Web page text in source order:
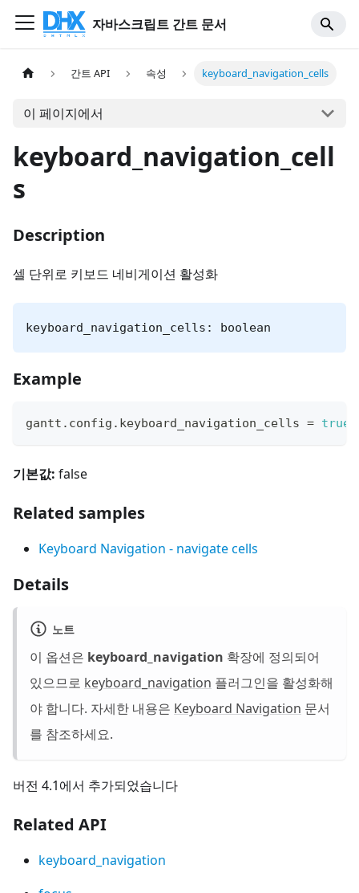
자바스크립트 간트 문서
간트 API 속성 keyboard_navigation_cells
이 페이지에서
keyboard_navigation_cell
s
Description
셀 단위로 키보드 네비게이션 활성화
keyboard_navigation_cells: boolean
Example
gantt . config . keyboard_navigation_cells = true
기본값: false
Related samples
Keyboard Navigation - navigate cells
Details
노트
이 옵션은 keyboard_navigation 확장에 정의되어
있으므로 keyboard_navigation 플러그인을 활성화해
야 합니다. 자세한 내용은 Keyboard Navigation 문서
를 참조하세요.
버전 4.1에서 추가되었습니다
Related API
keyboard_navigation